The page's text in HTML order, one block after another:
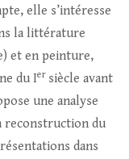
elle s’intéresse
la littérature
et en peinture,
du Ier siècle avant
une analyse
reconstruction du
dans